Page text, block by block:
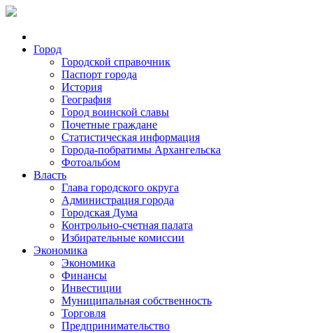
Город
Городской справочник
Паспорт города
История
География
Город воинской славы
Почетные граждане
Статистическая информация
Города-побратимы Архангельска
Фотоальбом
Власть
Глава городского округа
Администрация города
Городская Дума
Контрольно-счетная палата
Избирательные комиссии
Экономика
Экономика
Финансы
Инвестиции
Муниципальная собственность
Торговля
Предпринимательство